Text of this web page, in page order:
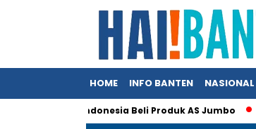
HOME INFO BANTEN NASIONAL
Klaim Indonesia Beli Produk AS Jumbo